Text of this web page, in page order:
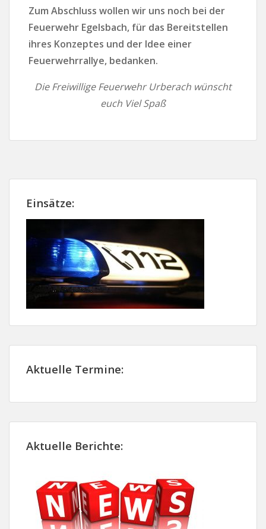
Zum Abschluss wollen wir uns noch bei der
Feuerwehr Egelsbach, für das Bereitstellen
ihres Konzeptes und der Idee einer
Feuerwehrrallye, bedanken.
Die Freiwillige Feuerwehr Urberach wünscht
euch Viel Spaß
Einsätze:
Aktuelle Termine:
Aktuelle Berichte: